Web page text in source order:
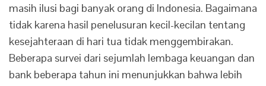
masih ilusi bagi banyak orang di Indonesia. Bagaimana
tidak karena hasil penelusuran kecil-kecilan tentang
kesejahteraan di hari tua tidak menggembirakan.
Beberapa survei dari sejumlah lembaga keuangan dan
bank beberapa tahun ini menunjukkan bahwa lebih